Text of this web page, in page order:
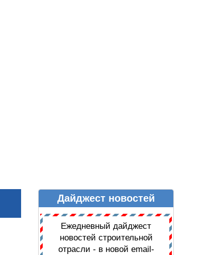
ДАЙДЖЕСТ НОВОСТЕЙДайджест новостей
Ежедневный дайджест
новостей строительной
отрасли - в новой email-